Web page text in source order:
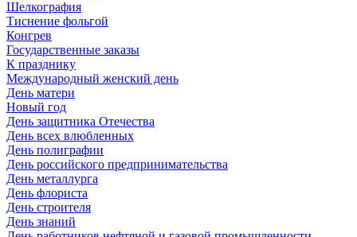
Шелкография
Тиснение фольгой
Конгрев
Государственные заказы
К празднику
Международный женский день
День матери
Новый год
День защитника Отечества
День всех влюбленных
День полиграфии
День российского предпринимательства
День металлурга
День флориста
День строителя
День знаний